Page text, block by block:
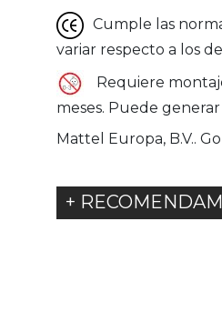
Cumple las
variar respecto a los
Requiere
meses. Puede
Mattel Europa, B.V..
+